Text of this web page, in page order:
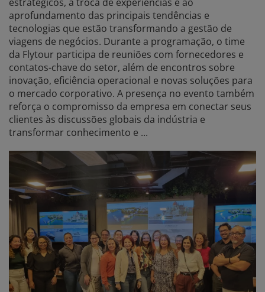
aprofundamento das principais tendências e
tecnologias que estão transformando a gestão de
viagens de negócios. Durante a programação, o time
da Flytour participa de reuniões com fornecedores e
contatos-chave do setor, além de encontros sobre
inovação, eficiência operacional e novas soluções para
o mercado corporativo. A presença no evento também
reforça o compromisso da empresa em conectar seus
clientes às discussões globais da indústria e
transformar conhecimento e ...